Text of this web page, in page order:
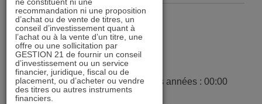
Sommaire :
ACTIONS 21 avec Daniel Tondu
1) Conviction sur les 10 prochaines années : 00:00
recommandation ni une proposition
d’achat ou de vente de titres, un
conseil d’investissement quant à
l’achat ou à la vente d’un titre, une
offre ou une sollicitation par
GESTION 21 de fournir un conseil
d’investissement ou un service
financier, juridique, fiscal ou de
placement, ou d’acheter ou vendre
des titres ou autres instruments
financiers.